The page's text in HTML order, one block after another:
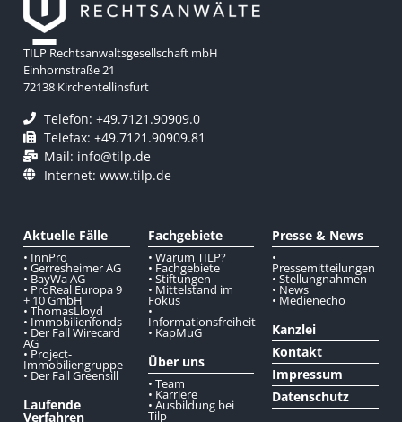
TILP Rechtsanwaltsgesellschaft mbH
Einhornstraße 21
72138 Kirchentellinsfurt
Telefon: +49.7121.90909.0
Telefax: +49.7121.90909.81
Mail: info@tilp.de
Internet: www.tilp.de
Aktuelle Fälle
• InnPro
• Gerresheimer AG
• BayWa AG
• ProReal Europa 9
+ 10 GmbH
• ThomasLloyd
• Immobilienfonds
• Der Fall Wirecard
AG
• Project-
Immobiliengruppe
• Der Fall Greensill
Laufende
Verfahren
Fachgebiete
• Warum TILP?
• Fachgebiete
• Stiftungen
• Mittelstand im
Fokus
•
Informationsfreiheit
• KapMuG
Über uns
• Team
• Karriere
• Ausbildung bei
Tilp
Presse & News
•
Pressemitteilungen
• Stellungnahmen
• News
• Medienecho
Kanzlei
Kontakt
Impressum
Datenschutz